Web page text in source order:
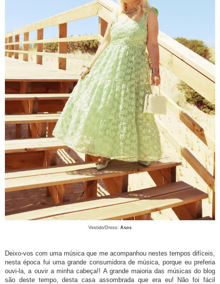
Vestido/Dress: Asos
Deixo-vos com uma música que me acompanhou nestes tempos difíceis,
nesta época fui uma grande consumidora de música, porque eu preferia
ouvi-la, a ouvir a minha cabeça!! A grande maioria das músicas do blog
são deste tempo, desta casa assombrada que era eu! Não foi fácil